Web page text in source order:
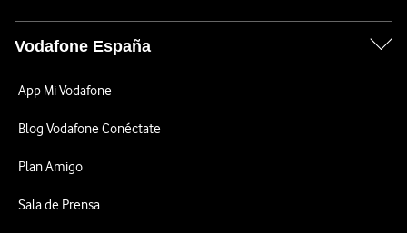
Vodafone España
App Mi Vodafone
Blog Vodafone Conéctate
Plan Amigo
Sala de Prensa